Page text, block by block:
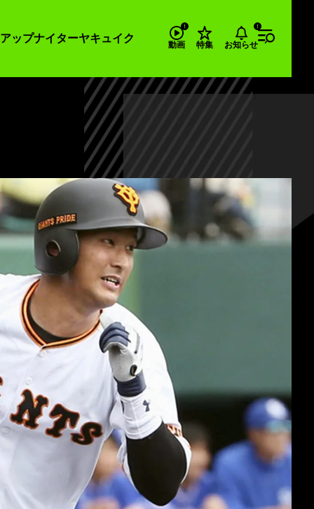
ップナイターヤキュイク
動画 特集 お知らせ